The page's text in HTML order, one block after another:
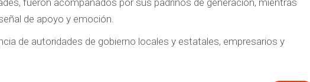
fueron acompañados por sus padrinos de generación, mientras
de apoyo y emoción.
de autoridades de gobierno locales y estatales, empresarios y